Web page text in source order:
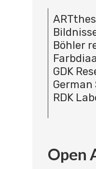
Böhler
GDK
German
RDK
Open